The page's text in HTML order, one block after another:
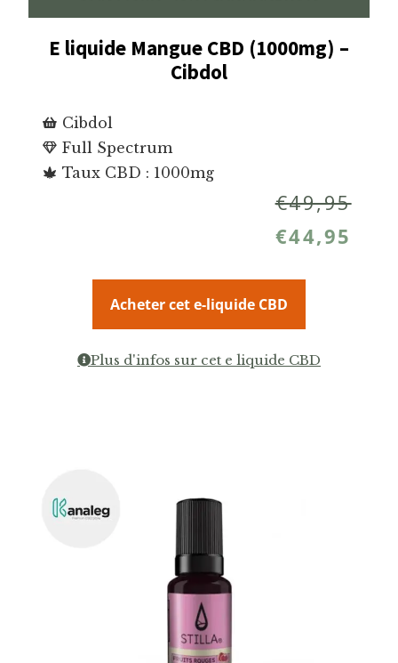
E liquide Mangue CBD (1000mg) –
Cibdol
Cibdol
Full Spectrum
Taux CBD : 1000mg
€49,95
€44,95
Acheter cet e-liquide CBD
Plus d'infos sur cet e liquide CBD